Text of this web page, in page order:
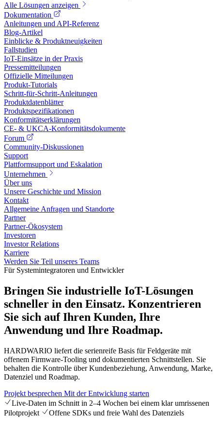
Alle Lösungen anzeigen
Dokumentation
Anleitungen und API-Referenz
Blog-Artikel
Einblicke & Produktneuigkeiten
Fallstudien
IoT-Einsätze in der Praxis
Pressemitteilungen
Offizielle Mitteilungen
Produkt-Tutorials
Schritt-für-Schritt-Anleitungen
Produktdatenblätter
Produktspezifikationen
Konformitätserklärungen
CE- & UKCA-Konformitätsdokumente
Forum
Community-Diskussionen
Support
Plattformsupport und Eskalation
Unternehmen
Über uns
Unsere Geschichte und Mission
Kontakt
Allgemeine Anfragen und Standorte
Partner
Partner-Ökosystem
Investoren
Investor Relations
Karriere
Werden Sie Teil unseres Teams
Für Systemintegratoren und Entwickler
Bringen Sie industrielle IoT-Lösungen
schneller in den Einsatz. Konzentrieren
Sie sich auf Ihren Kunden, Ihre
Anwendung und Ihre Roadmap.
HARDWARIO liefert die serienreife Basis für Feldgeräte mit
offenem Firmware-Tooling und dokumentierten Schnittstellen. Sie
behalten die Kontrolle über Kundenbeziehung, Anwendung, Marke,
Datenziel und Roadmap.
Projekt besprechen Mit der Entwicklung starten
Live-Daten im Schnitt in 2–4 Wochen bei einem klar umrissenen
Pilotprojekt
Offene SDKs und freie Wahl des Datenziels